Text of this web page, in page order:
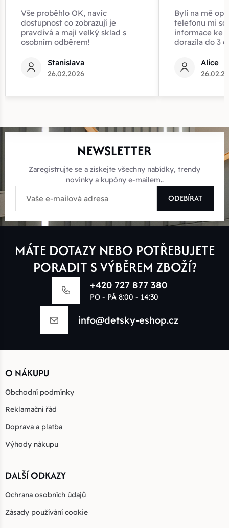
Vše proběhlo OK, navíc
dostupnost co zobrazují je
pravdivá a mají velký sklad s
osobním odběrem!
Stanislava
26.02.2026
Byli na mě
telefonu mi
informace ke
dorazila do 3
Alice
NEWSLETTER
Zaregistrujte se a získejte všechny nabídky, trendy
novinky a kupóny e-mailem..
ODEBÍRAT
MÁTE DOTAZY NEBO POTŘEBUJETE
PORADIT S VÝBĚREM ZBOŽÍ?
+420 727 877 380
PO - PÁ 8:00 - 14:30
info@detsky-eshop.cz
O NÁKUPU
Obchodní podmínky
Reklamační řád
Doprava a platba
Výhody nákupu
DALŠÍ ODKAZY
Ochrana osobních údajů
Zásady používání cookie